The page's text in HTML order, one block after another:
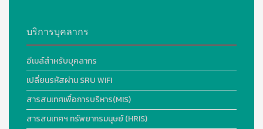
บริการบุคลากร
อีเมล์สำหรับบุคลากร
เปลี่ยนรหัสผ่าน SRU WIFI
สารสนเทศเพื่อการบริหาร(MIS)
สารสนเทศฯ ทรัพยากรมนุษย์ (HRIS)